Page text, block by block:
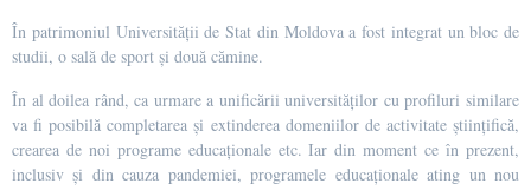
În patrimoniul Universităţii de Stat din Moldova a fost integrat un bloc de
studii, o sală de sport și două cămine.
În al doilea rând, ca urmare a unificării universităților cu profiluri similare
va fi posibilă completarea și extinderea domeniilor de activitate științifică,
crearea de noi programe educaționale etc. Iar din moment ce în prezent,
inclusiv și din cauza pandemiei, programele educaționale ating un nou